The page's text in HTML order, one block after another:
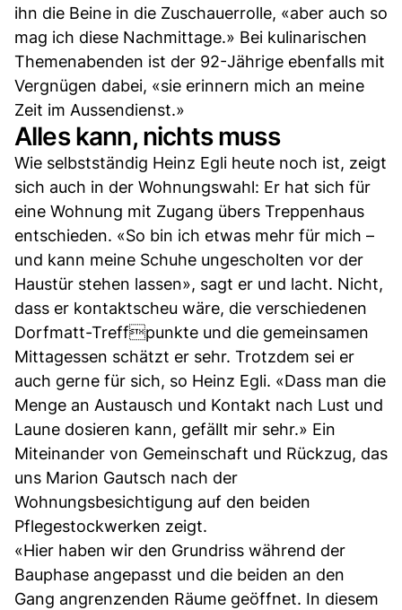
ihn die Beine in die Zuschauerrolle, «aber auch so
mag ich diese Nachmittage.» Bei kulinarischen
Themenabenden ist der 92-Jährige ebenfalls mit
Vergnügen dabei, «sie erinnern mich an meine
Zeit im Aussendienst.»
Alles kann, nichts muss
Wie selbstständig Heinz Egli heute noch ist, zeigt
sich auch in der Wohnungswahl: Er hat sich für
eine Wohnung mit Zugang übers Treppenhaus
entschieden. «So bin ich etwas mehr für mich –
und kann meine Schuhe ungescholten vor der
Haustür stehen lassen», sagt er und lacht. Nicht,
dass er kontaktscheu wäre, die verschiedenen
Dorfmatt-Treffpunkte und die gemeinsamen
Mittagessen schätzt er sehr. Trotzdem sei er
auch gerne für sich, so Heinz Egli. «Dass man die
Menge an Austausch und Kontakt nach Lust und
Laune dosieren kann, gefällt mir sehr.» Ein
Miteinander von Gemeinschaft und Rückzug, das
uns Marion Gautsch nach der
Wohnungsbesichtigung auf den beiden
Pflegestockwerken zeigt.
«Hier haben wir den Grundriss während der
Bauphase angepasst und die beiden an den
Gang angrenzenden Räume geöffnet. In diesem